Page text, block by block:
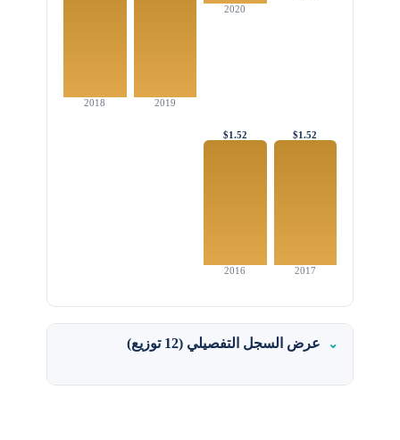
2020
2019
2018
$1.52
2017
$1.52
2016
عرض السجل التفصيلي (12 توزيع)